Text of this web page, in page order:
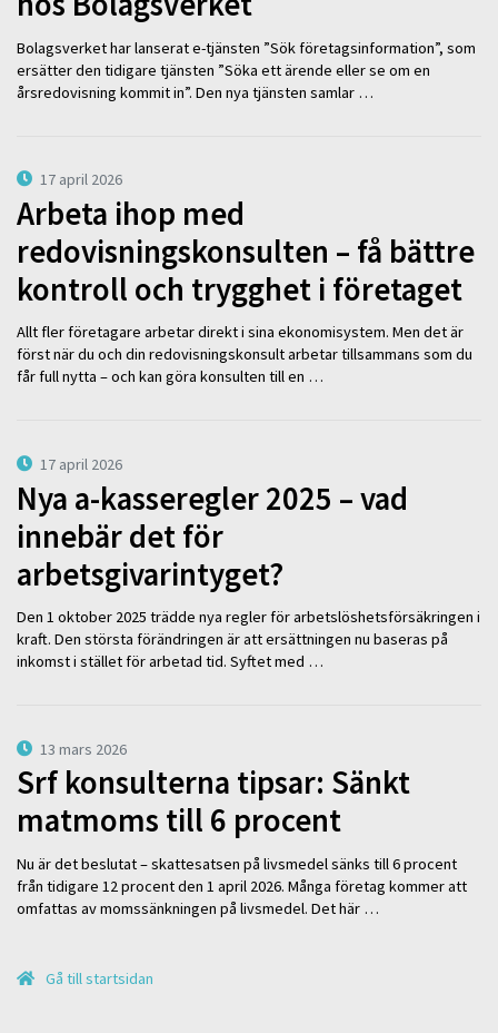
Bolagsverket har lanserat e-tjänsten ”Sök företagsinformation”, som
ersätter den tidigare tjänsten ”Söka ett ärende eller se om en
årsredovisning kommit in”. Den nya tjänsten samlar …
17 april 2026
Arbeta ihop med
redovisningskonsulten – få bättre
kontroll och trygghet i företaget
Allt fler företagare arbetar direkt i sina ekonomisystem. Men det är
först när du och din redovisningskonsult arbetar tillsammans som du
får full nytta – och kan göra konsulten till en …
17 april 2026
Nya a-kasseregler 2025 – vad
innebär det för
arbetsgivarintyget?
Den 1 oktober 2025 trädde nya regler för arbetslöshetsförsäkringen i
kraft. Den största förändringen är att ersättningen nu baseras på
inkomst i stället för arbetad tid. Syftet med …
13 mars 2026
Srf konsulterna tipsar: Sänkt
matmoms till 6 procent
Nu är det beslutat – skattesatsen på livsmedel sänks till 6 procent
från tidigare 12 procent den 1 april 2026. Många företag kommer att
omfattas av momssänkningen på livsmedel. Det här …
Gå till startsidan